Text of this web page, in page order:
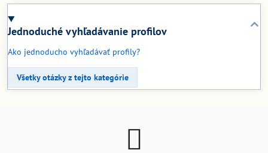
Jednoduché vyhľadávanie profilov
Ako jednoducho vyhľadávať profily?
Všetky otázky z tejto kategórie